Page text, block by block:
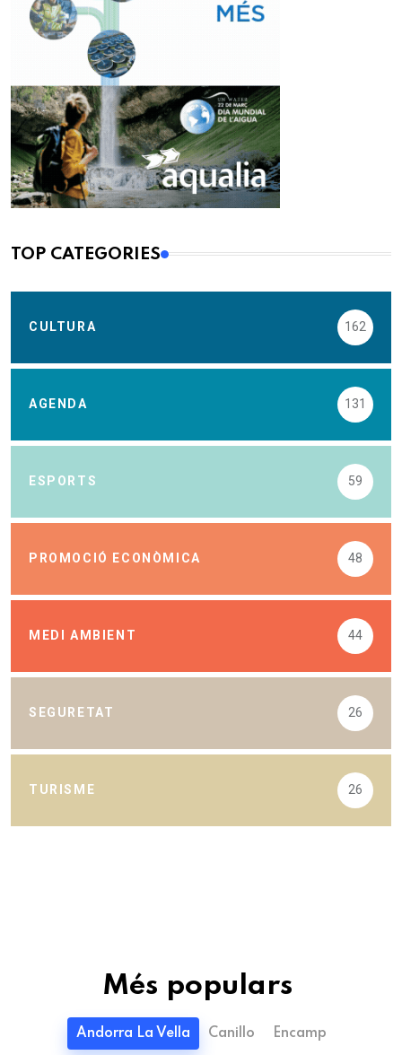
TOP CATEGORIES
CULTURA 162
AGENDA 131
ESPORTS 59
PROMOCIÓ ECONÒMICA 48
MEDI AMBIENT 44
SEGURETAT 26
TURISME 26
Més populars
Andorra La Vella Canillo Encamp